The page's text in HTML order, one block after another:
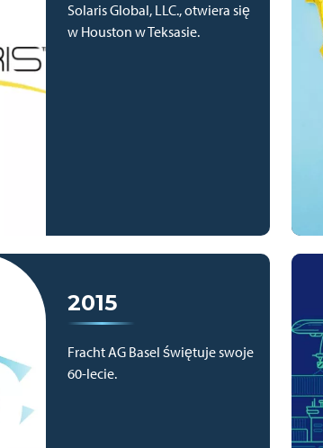
Solaris Global, LLC., otwiera się
w Houston w Teksasie.
2015
Fracht AG Basel świętuje swoje
60-lecie.